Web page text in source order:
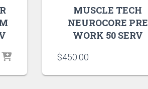
MUSCLE TECH
NEUROCORE PRE
WORK 50 SERV
$450.00